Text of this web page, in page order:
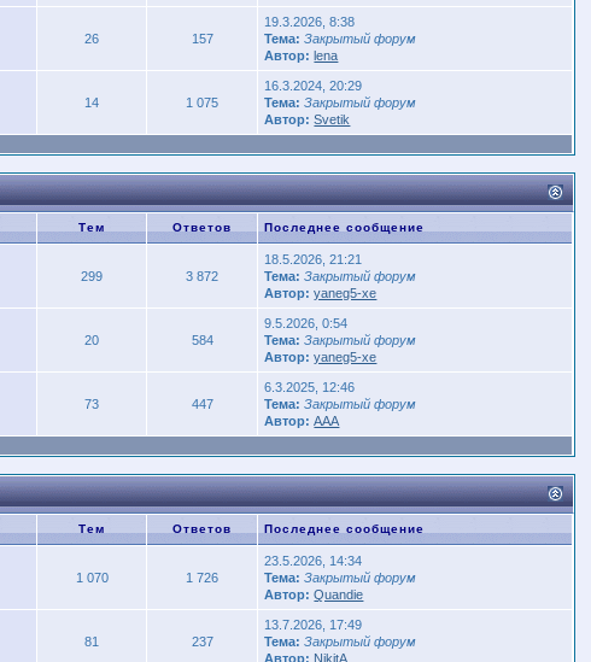
26 157
19.3.2026, 8:38
Тема: Закрытый форум
Автор: lena
14 1 075
16.3.2024, 20:29
Тема: Закрытый форум
Автор: Svetik
Тем Ответов Последнее сообщение
299 3 872
18.5.2026, 21:21
Тема: Закрытый форум
Автор: yaneg5-xe
20 584
9.5.2026, 0:54
Тема: Закрытый форум
Автор: yaneg5-xe
73 447
6.3.2025, 12:46
Тема: Закрытый форум
Автор: AAA
Тем Ответов Последнее сообщение
1 070 1 726
23.5.2026, 14:34
Тема: Закрытый форум
Автор: Quandie
81 237
13.7.2026, 17:49
Тема: Закрытый форум
Автор: NikitA